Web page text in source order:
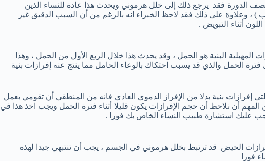
الدورة فقد يرجع ذلك إلى خلل هرموني ويحدث هذا عادة للنساء الذين
، وعلاوة على ذلك فقد لاحظ الخبراء انه بالرغم من أن السبب الدقيق غير
أثناء التبويض .
البنية هو الحمل ، وقد يحدث هذا خلال الربع الأول من الحمل ، وهذا
الحمل والذي قد يسبب احتكاك بالوعاء الحامل مما ينتج عنه إفرازات بنية
إفرازات بنية بدلا من الإفراز الدموي العادي فانه من المنطقي أن تقومي بعمل
أن نلاحظ أن حجم الإفرازات يكون قليلا أثناء فترة الحمل ويجب اخذ هذا في
عليك استشارة طبيب النساء الخاص بك فورا .
الحيض قد ترتبط بخلل هرموني في الجسم ، يجب أن تنتبهي جيدا لهذه
فورا